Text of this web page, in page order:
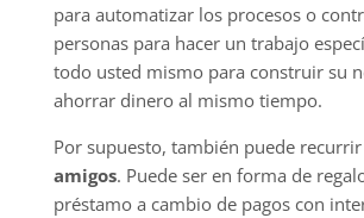
para automatizar los procesos o
personas para hacer un trabajo
todo usted mismo para construir su
ahorrar dinero al mismo tiempo.
Por supuesto, también puede recurrir
amigos. Puede ser en forma de
préstamo a cambio de pagos con